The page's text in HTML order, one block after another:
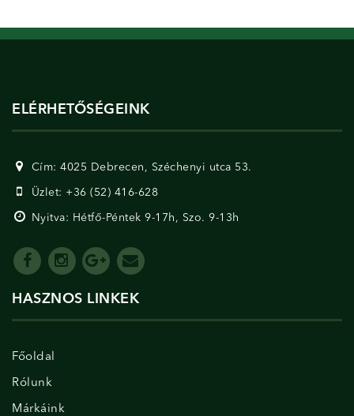
ELÉRHETŐSÉGEINK
Cím: 4025 Debrecen, Széchenyi utca 53.
Üzlet: +36 (52) 416-628
Nyitva: Hétfő-Péntek 9-17h, Szo. 9-13h
HASZNOS LINKEK
Főoldal
Rólunk
Márkáink